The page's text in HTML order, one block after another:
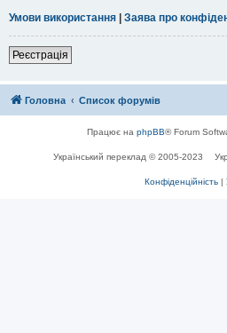
Умови використання | Заява про
Реєстрація
Головна Список форумів
Працює на phpBB® Forum
Український переклад © 2005-2023
Конфіденційність |